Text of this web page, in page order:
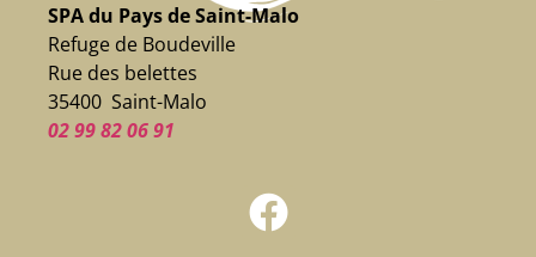
SPA du Pays de Saint-Malo
Refuge de Boudeville
Rue des belettes
35400 Saint-Malo
02 99 82 06 91